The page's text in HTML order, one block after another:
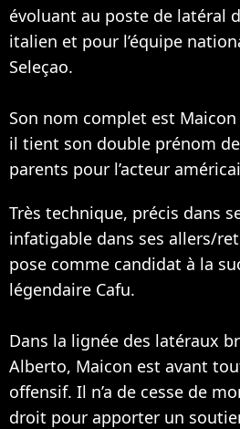
évoluant au poste de latéral
italien et pour l’équipe
Seleçao.
Son nom complet est
il tient son double prénom
parents pour l’acteur
Très technique, précis dans
infatigable dans ses allers/
pose comme candidat à la
légendaire Cafu.
Dans la lignée des latéraux
Alberto, Maicon est avant
offensif. Il n’a de cesse de
droit pour apporter un